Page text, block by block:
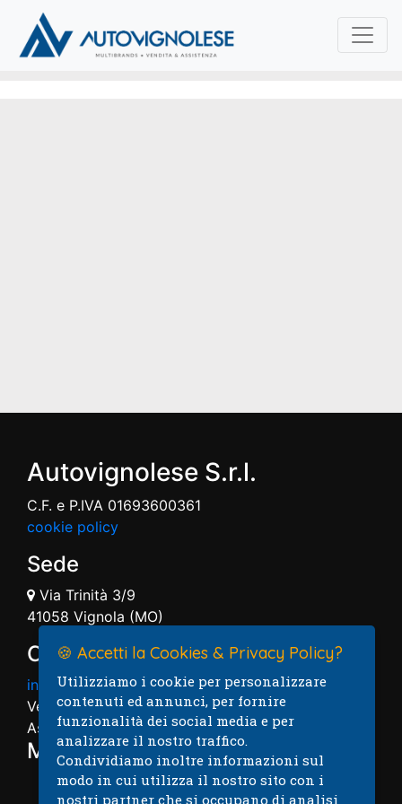
Autovignolese S.r.l.
C.F. e P.IVA 01693600361
cookie policy
Sede
Via Trinità 3/9
41058 Vignola (MO)
Contatti
info@autovignolese.it
Vendita: 059.7574004
Assistenza: 059.7574005
Mappa
🍪 Accetti la Cookies & Privacy Policy?
Utilizziamo i cookie per personalizzare
contenuti ed annunci, per fornire
funzionalità dei social media e per
analizzare il nostro traffico.
Condividiamo inoltre informazioni sul
modo in cui utilizza il nostro sito con i
nostri partner che si occupano di analisi